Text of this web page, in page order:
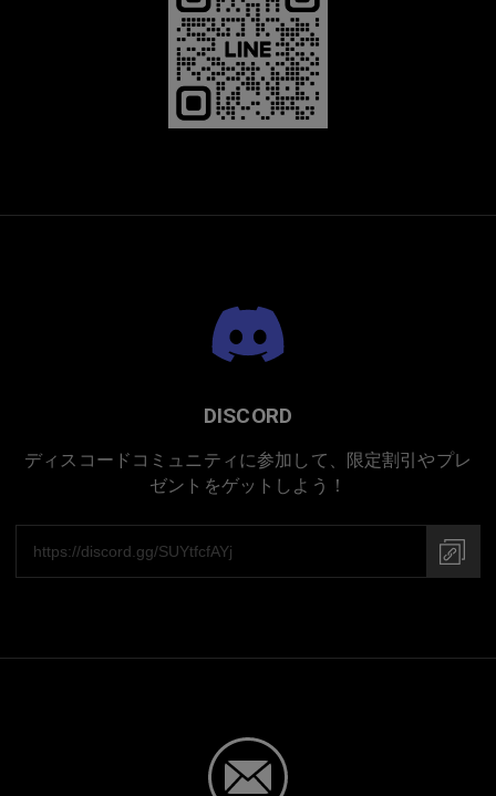
DISCORD
ディスコードコミュニティに参加して、限定割引やプレ
ゼントをゲットしよう！